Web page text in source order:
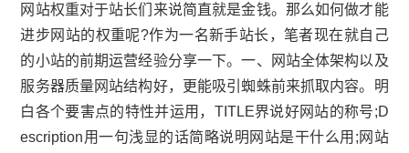
网站权重对于站长们来说简直就是金钱。那么如何做才能
进步网站的权重呢?作为一名新手站长，笔者现在就自己
的小站的前期运营经验分享一下。一、网站全体架构以及
服务器质量网站结构好，更能吸引蜘蛛前来抓取内容。明
白各个要害点的特性并运用，TITLE界说好网站的称号;D
escription用一句浅显的话简略说明网站是干什么用;网站